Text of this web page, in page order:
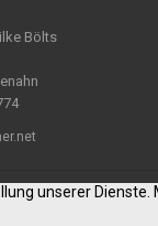
Bölts
unserer